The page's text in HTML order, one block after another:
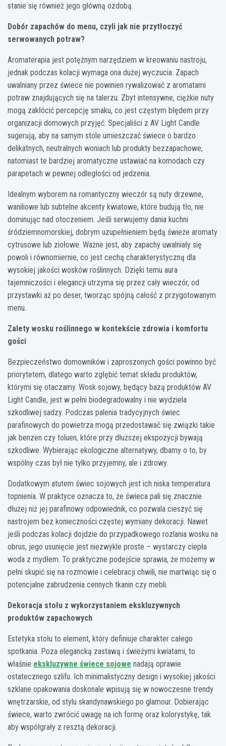
stanie się również jego główną ozdobą.
Dobór zapachów do menu, czyli jak nie przytłoczyć
serwowanych potraw?
Aromaterapia jest potężnym narzędziem w kreowaniu nastroju,
jednak podczas kolacji wymaga ona dużej wyczucia. Zapach
uwalniany przez świece nie powinien rywalizować z aromatami
potraw znajdujących się na talerzu. Zbyt intensywne, ciężkie nuty
mogą zakłócić percepcję smaku, co jest częstym błędem przy
organizacji domowych przyjęć. Specjaliści z AV Light Candle
sugerują, aby na samym stole umieszczać świece o bardzo
delikatnych, neutralnych woniach lub produkty bezzapachowe,
natomiast te bardziej aromatyczne ustawiać na komodach czy
parapetach w pewnej odległości od jedzenia.
Idealnym wyborem na romantyczny wieczór są nuty drzewne,
waniliowe lub subtelne akcenty kwiatowe, które budują tło, nie
dominując nad otoczeniem. Jeśli serwujemy dania kuchni
śródziemnomorskiej, dobrym uzupełnieniem będą świeże aromaty
cytrusowe lub ziołowe. Ważne jest, aby zapachy uwalniały się
powoli i równomiernie, co jest cechą charakterystyczną dla
wysokiej jakości wosków roślinnych. Dzięki temu aura
tajemniczości i elegancji utrzyma się przez cały wieczór, od
przystawki aż po deser, tworząc spójną całość z przygotowanym
menu.
Zalety wosku roślinnego w kontekście zdrowia i komfortu
gości
Bezpieczeństwo domowników i zaproszonych gości powinno być
priorytetem, dlatego warto zgłębić temat składu produktów,
którymi się otaczamy. Wosk sojowy, będący bazą produktów AV
Light Candle, jest w pełni biodegradowalny i nie wydziela
szkodliwej sadzy. Podczas palenia tradycyjnych świec
parafinowych do powietrza mogą przedostawać się związki takie
jak benzen czy toluen, które przy dłuższej ekspozycji bywają
szkodliwe. Wybierając ekologiczne alternatywy, dbamy o to, by
wspólny czas był nie tylko przyjemny, ale i zdrowy.
Dodatkowym atutem świec sojowych jest ich niska temperatura
topnienia. W praktyce oznacza to, że świeca pali się znacznie
dłużej niż jej parafinowy odpowiednik, co pozwala cieszyć się
nastrojem bez konieczności częstej wymiany dekoracji. Nawet
jeśli podczas kolacji dojdzie do przypadkowego rozlania wosku na
obrus, jego usunięcie jest niezwykle proste – wystarczy ciepła
woda z mydłem. To praktyczne podejście sprawia, że możemy w
pełni skupić się na rozmowie i celebracji chwili, nie martwiąc się o
potencjalne zabrudzenia cennych tkanin czy mebli.
Dekoracja stołu z wykorzystaniem ekskluzywnych
produktów zapachowych
Estetyka stołu to element, który definiuje charakter całego
spotkania. Poza elegancką zastawą i świeżymi kwiatami, to
właśnie ekskluzywne świece sojowe nadają oprawie
ostatecznego szlifu. Ich minimalistyczny design i wysokiej jakości
szklane opakowania doskonale wpisują się w nowoczesne trendy
wnętrzarskie, od stylu skandynawskiego po glamour. Dobierając
świece, warto zwrócić uwagę na ich formę oraz kolorystykę, tak
aby współgrały z resztą dekoracji.